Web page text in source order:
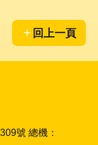
回上一頁
號 總機：